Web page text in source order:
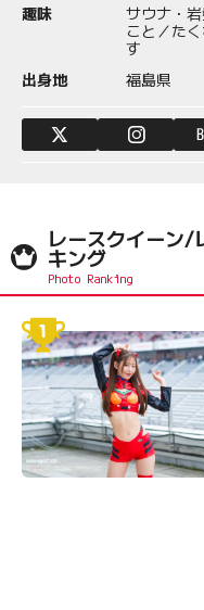
趣味
サウナ・
こと／た
す
出身地
福島県
レースクイーン/
キング